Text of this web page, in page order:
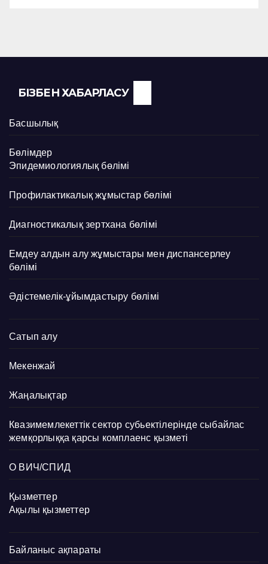
БІЗБЕН ХАБАРЛАСУ
Басшылық
Бөлімдер
Эпидемиологиялық бөлімі
Профилактикалық жұмыстар бөлімі
Диагностикалық зертхана бөлімі
Емдеу алдын алу жұмыстары мен диспансерлеу
бөлімі
Әдістемелік-ұйымдастыру бөлімі
Сатып алу
Мекенжай
Жаңалықтар
Квазимемлекеттік сектор субьектілерінде сыбайлас
жемқорлыққа қарсы комплаенс қызметі
О ВИЧ/СПИД
Қызметтер
Ақылы қызметтер
Байланыс ақпараты